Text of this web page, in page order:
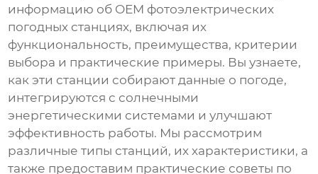
информацию об OEM фотоэлектрических
погодных станциях, включая их
функциональность, преимущества, критерии
выбора и практические примеры. Вы узнаете,
как эти станции собирают данные о погоде,
интегрируются с солнечными
энергетическими системами и улучшают
эффективность работы. Мы рассмотрим
различные типы станций, их характеристики, а
также предоставим практические советы по